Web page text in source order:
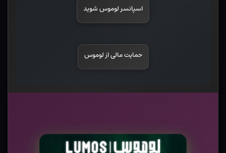
اسپانسر لوموس شوید
حمایت مالی از لوموس